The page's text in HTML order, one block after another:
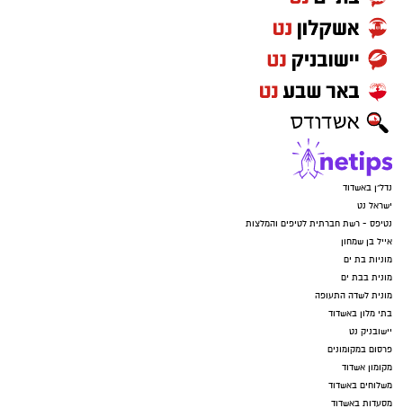
נדל"ן באשדוד
ישראל נט
נטיפס - רשת חברתית לטיפים והמלצות
אייל בן שמחון
מוניות בת ים
מונית בבת ים
מונית לשדה התעופה
בתי מלון באשדוד
יישובניק נט
פרסום במקומונים
מקומון אשדוד
משלוחים באשדוד
מסעדות באשדוד